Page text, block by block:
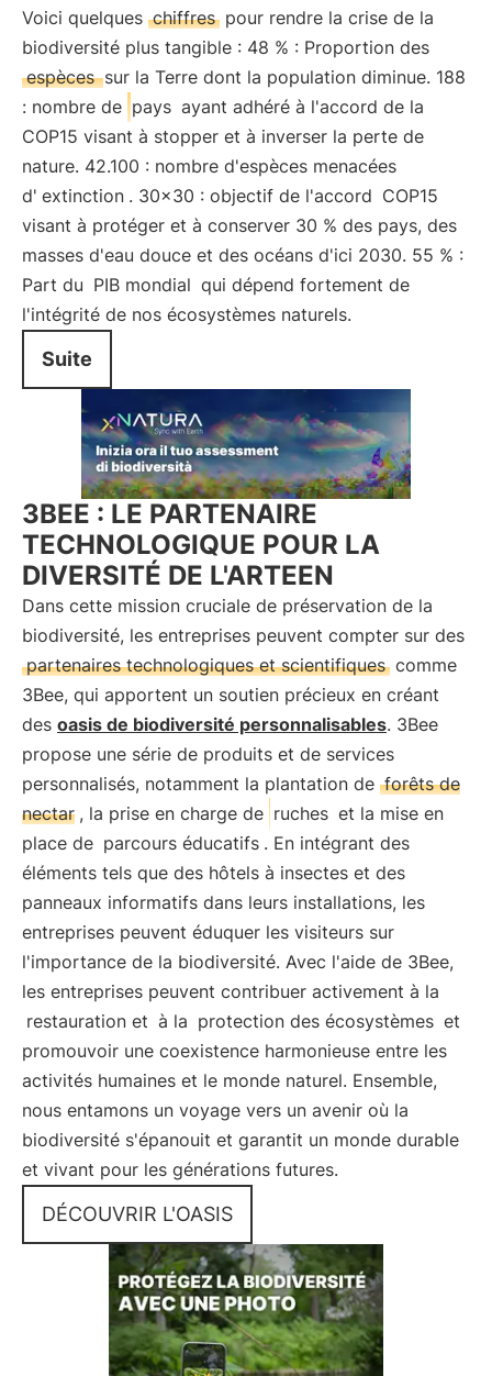
Voici quelques chiffres pour rendre la crise de la
biodiversité plus tangible : 48 % : Proportion des
espèces sur la Terre dont la population diminue. 188
: nombre de pays ayant adhéré à l'accord de la
COP15 visant à stopper et à inverser la perte de
nature. 42.100 : nombre d'espèces menacées
d' extinction . 30x30 : objectif de l'accord COP15
visant à protéger et à conserver 30 % des pays, des
masses d'eau douce et des océans d'ici 2030. 55 % :
Part du PIB mondial qui dépend fortement de
l'intégrité de nos écosystèmes naturels.
Suite
3BEE : LE PARTENAIRE
TECHNOLOGIQUE POUR LA
DIVERSITÉ DE L'ARTEEN
Dans cette mission cruciale de préservation de la
biodiversité, les entreprises peuvent compter sur des
partenaires technologiques et scientifiques comme
3Bee, qui apportent un soutien précieux en créant
des oasis de biodiversité personnalisables. 3Bee
propose une série de produits et de services
personnalisés, notamment la plantation de forêts de
nectar , la prise en charge de ruches et la mise en
place de parcours éducatifs . En intégrant des
éléments tels que des hôtels à insectes et des
panneaux informatifs dans leurs installations, les
entreprises peuvent éduquer les visiteurs sur
l'importance de la biodiversité. Avec l'aide de 3Bee,
les entreprises peuvent contribuer activement à la
restauration et à la protection des écosystèmes et
promouvoir une coexistence harmonieuse entre les
activités humaines et le monde naturel. Ensemble,
nous entamons un voyage vers un avenir où la
biodiversité s'épanouit et garantit un monde durable
et vivant pour les générations futures.
DÉCOUVRIR L'OASIS